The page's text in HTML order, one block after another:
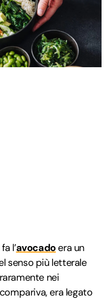
l’avocadoera un
senso più letterale
nei
era legato